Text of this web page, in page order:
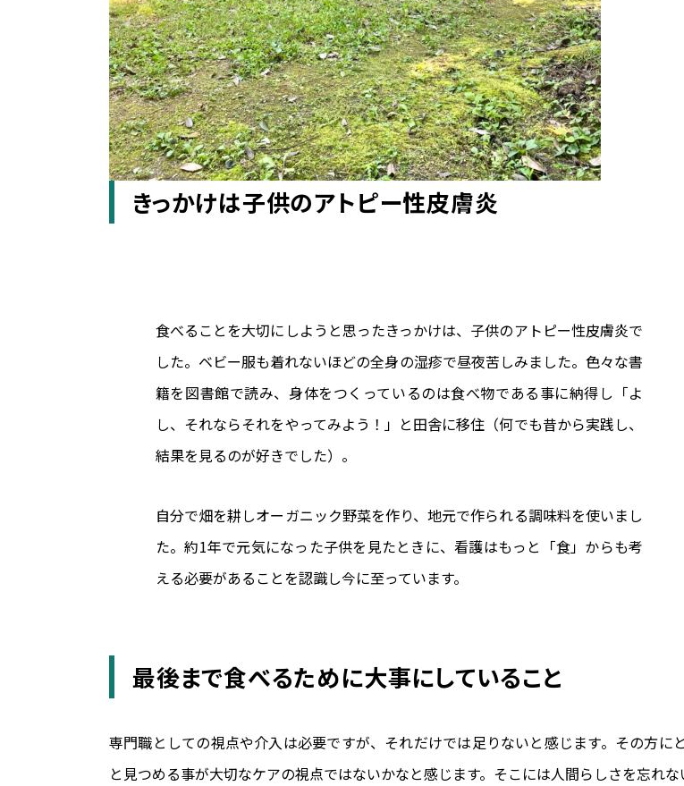
きっかけは子供のアトピー性皮膚炎
食べることを大切にしようと思ったきっかけは、子供のアトピー性皮膚炎で
した。ベビー服も着れないほどの全身の湿疹で昼夜苦しみました。色々な書
籍を図書館で読み、身体をつくっているのは食べ物である事に納得し「よ
し、それならそれをやってみよう！」と田舎に移住（何でも昔から実践し、
結果を見るのが好きでした）。
自分で畑を耕しオーガニック野菜を作り、地元で作られる調味料を使いまし
た。約1年で元気になった子供を見たときに、看護はもっと「食」からも考
える必要があることを認識し今に至っています。
最後まで食べるために大事にしていること
専門職としての視点や介入は必要ですが、それだけでは足りないと感じます。その方
と見つめる事が大切なケアの視点ではないかなと感じます。そこには人間らしさを忘れ